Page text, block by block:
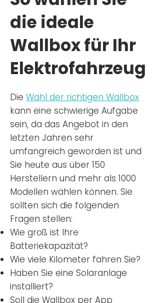
die ideale
Wallbox für Ihr
Elektrofahrzeug
Die Wahl der richtigen Wallbox
kann eine schwierige Aufgabe
sein, da das Angebot in den
letzten Jahren sehr
umfangreich geworden ist und
Sie heute aus über 150
Herstellern und mehr als 1000
Modellen wählen können. Sie
sollten sich die folgenden
Fragen stellen:
Wie groß ist Ihre
Batteriekapazität?
Wie viele Kilometer fahren Sie?
Haben Sie eine Solaranlage
installiert?
Soll die Wallbox per App